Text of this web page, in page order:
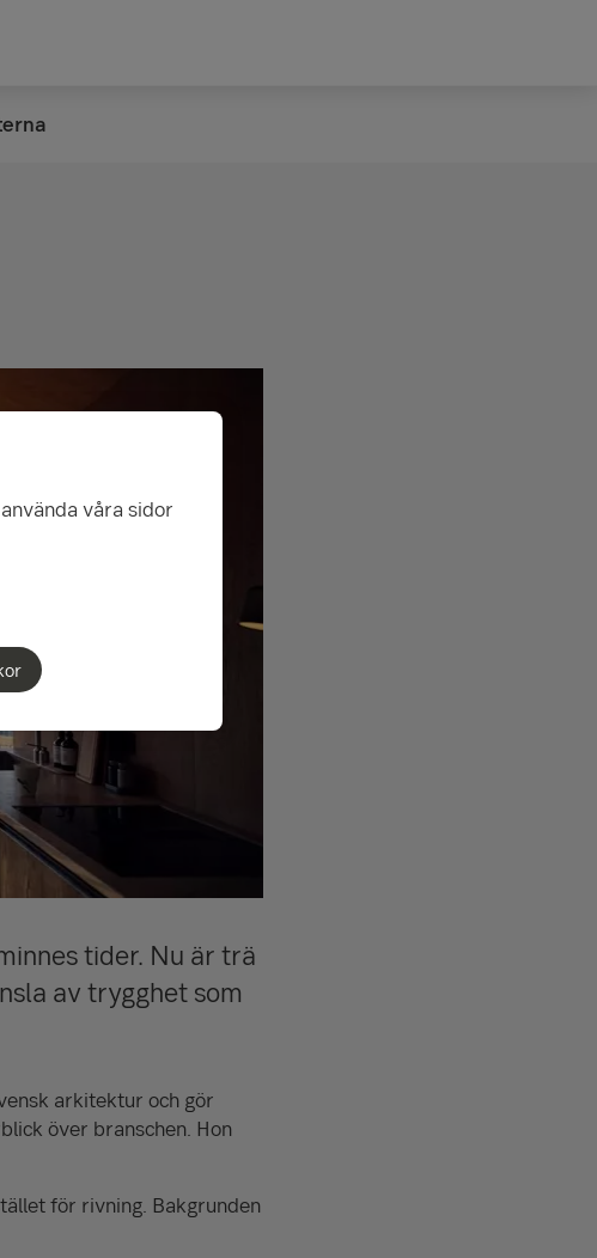
tider. Nu är trä
av trygghet som
arkitektur och gör
över branschen. Hon
för rivning. Bakgrunden
våra sidor